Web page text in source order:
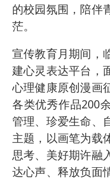
的校园氛围，陪伴
茫。
宣传教育月期间，
建心灵表达平台，
心理健康原创漫画
各类优秀作品200
管理、珍爱生命、
主题，以画笔为载
思考、美好期许融
达心声、释放负面